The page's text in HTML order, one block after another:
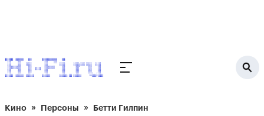
Кино Персоны Бетти Гилпин